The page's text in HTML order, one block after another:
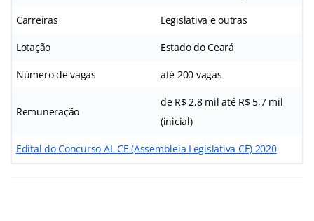
Carreiras Legislativa e outras
Lotação Estado do Ceará
Número de vagas até 200 vagas
Remuneração
de R$ 2,8 mil até R$ 5,7 mil
(inicial)
Edital do Concurso AL CE (Assembleia Legislativa CE) 2020